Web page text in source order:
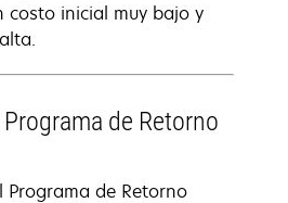
costo inicial muy bajo y
de Retorno
Programa de Retorno